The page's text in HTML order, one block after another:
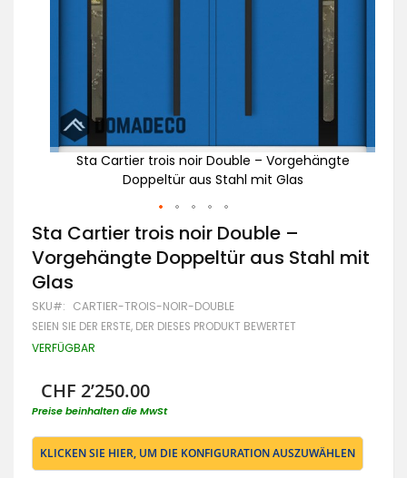
Sta Cartier trois noir Double – Vorgehängte
Doppeltür aus Stahl mit Glas
Zum
Anfang
der
Bildgalerie
springen
Sta Cartier trois noir Double –
Vorgehängte Doppeltür aus Stahl mit
Glas
SKU CARTIER-TROIS-NOIR-DOUBLE
SEIEN SIE DER ERSTE, DER DIESES PRODUKT BEWERTET
VERFÜGBAR
CHF 2’250.00
Preise beinhalten die MwSt
KLICKEN SIE HIER, UM DIE KONFIGURATION AUSZUWÄHLEN